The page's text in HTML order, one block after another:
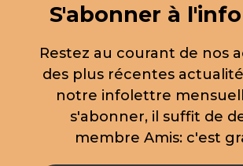
S'abonner à
Restez au courant de nos
des plus récentes
notre infolettre
s'abonner, il suffit de
membre Amis: c'est